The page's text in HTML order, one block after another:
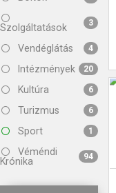
Szolgáltatások 3
Vendéglátás 4
Intézmények 20
Kultúra 6
Turizmus 6
Sport 1
Véméndi
Krónika
94